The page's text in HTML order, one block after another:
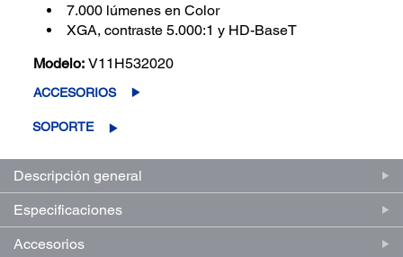
7.000 lúmenes en Color
XGA, contraste 5.000:1 y HD-BaseT
Modelo: V11H532020
ACCESORIOS
SOPORTE
Descripción general
Especificaciones
Accesorios